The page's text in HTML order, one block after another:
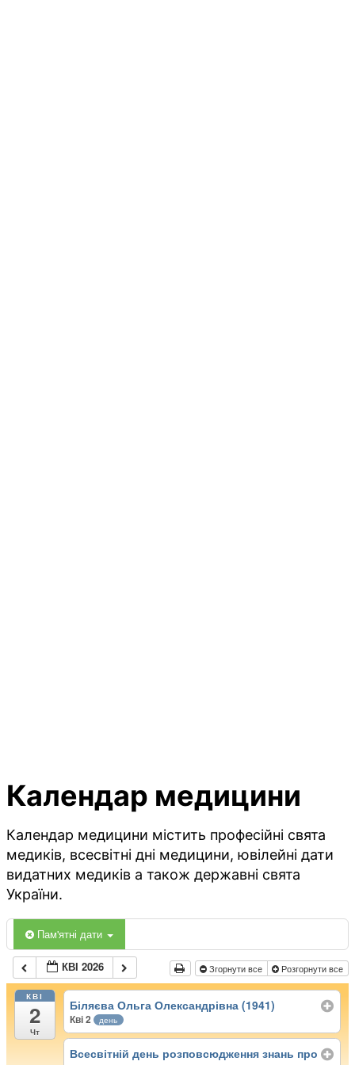
Календар медицини
Календар медицини містить професійні свята
медиків, всесвітні дні медицини, ювілейні дати
видатних медиків а також державні свята
України.
Пам'ятні дати
КВІ 2026 Згорнути все Розгорнути все
КВІ
2
Чт
Біляєва Ольга Олександрівна (1941)
Кві 2 день
Всесвітній день розповсюдження знань про